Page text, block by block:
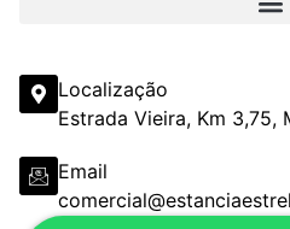
Localização
Estrada Vieira, Km 3,75,
Email